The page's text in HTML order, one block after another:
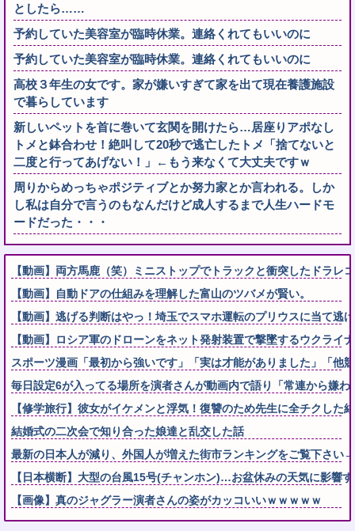
としたら……
予約していた美容室が臨時休業。連絡くれてもいいのに
予約していた美容室が臨時休業。連絡くれてもいいのに
高校３年生の女です。家が嫌いすぎて家を出て現在養護施設
で暮らしています
新しいペットを首に巻いて玄関を開けたら…居座りアポなし
トメと鉢合わせ！絶叫して20秒で逃亡したトメ「捨てないと
二度と行ってあげない！」←もう来なくて大丈夫ですｗ
周りからめっちゃポジティブとか努力家とか言われる。しか
し私は自分で言うのもなんだけど成人するまで人生ハードモ
ードだった・・・
【動画】両方馬鹿（笑）ミニストップでトラックと衝突したドラレ
【動画】自動ドアの仕組みを理解した富山のツバメが賢い。
【動画】逃げる判断はやっ！埼玉でスマホ運転のプリウスに当て逃
【動画】ロシア軍のドローンをネット発射装置で撃墜するウクライ
スポーツ漫画「最初から強いです」「実は才能がありました」「他
毎日設定6が入ってる場所を演者さんが動画内で語り「常連から嫌わ
【修学旅行】彼女がイケメンと浮気！復讐のため先生に全チクした
結婚式の二次会で知り合った娘達と乱交した話
最新の日本人が減り、外国人が増えた街市ランキングをご覧下さい
【日本横断】大型の台風15号(チャンホン)…お盆休みの天気に影響
【画像】真のジャグラー演者さんの姿がカッコいいｗｗｗｗｗ